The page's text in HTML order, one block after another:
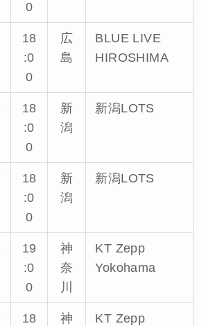
0
18
:0
0
広
島
BLUE LIVE
HIROSHIMA
18
:0
0
新
潟
新潟LOTS
18
:0
0
新
潟
新潟LOTS
19
:0
0
神
奈
川
KT Zepp
Yokohama
18
神
KT Zepp